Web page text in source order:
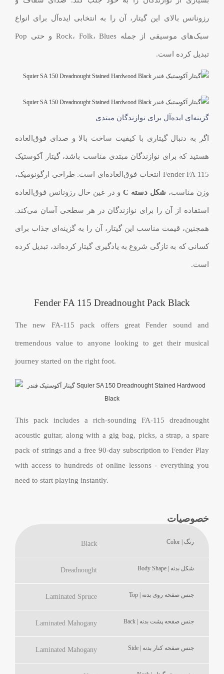
رزونانس بالای این گیتار، آن را به انتخابی ایده‌آل برای انواع
سبک‌های موسیقی از جمله Rock، Folk، Blues و حتی Pop
تبدیل کرده است.
گزینه‌ای ایده‌آل برای نوازندگان مبتدی‌
اگر به دنبال گیتاری با کیفیت ساخت بالا و صدای فوق‌العاده
هستید که برای نوازندگان مبتدی مناسب باشد، گیتار آکوستیک
Fender FA 115 انتخاب فوق‌العاده‌ای است. طراحی ارگونومیک،
وزن مناسب، شکل دسته C و در عین حال رزونانس فوق‌العاده
استفاده از آن را برای نوازندگان در هر سطحی آسان می‌کند.
همچنین، قیمت مناسب این گیتار، آن را به گزینه‌ای جذاب برای
کسانی که به تازگی شروع به یادگیری گیتار کرده‌اند، تبدیل کرده
است.
Fender FA 115 Dreadnought Pack Black
The new FA-115 pack offers great Fender sound and
tremendous value to anyone looking to get their musical
journey started on the right foot.
This pack includes a rich-sounding FA-115 dreadnought
acoustic guitar, along with a gig bag, picks, a strap, a spare
pack of strings and a free 90-day subscription to Fender Play
with access to hundreds of online lessons - everything you
need to start playing instantly.
خصوصیات
رنگ | Color Black
شکل بدنه | Body Shape Dreadnought
جنس صفحه روی بدنه | Top Laminated Spruce
جنس صفحه پشت بدنه | Back Laminated Mahogany
جنس صفحه کنار بدنه | Side Laminated Mahogany